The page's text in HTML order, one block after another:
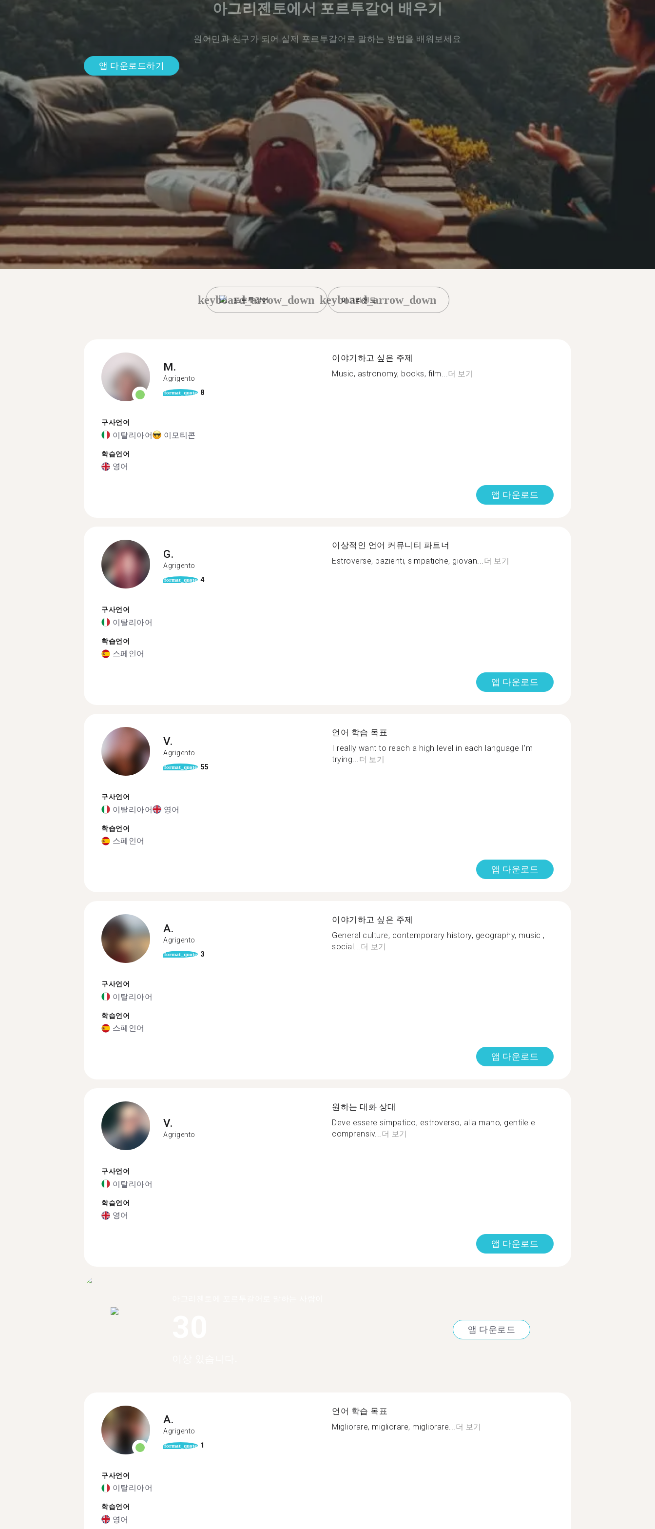
아그리젠토에서 포르투갈어 배우기
원어민과 친구가 되어 실제 포르투갈어로 말하는 방법을 배워보세요
앱 다운로드하기
포르투갈어
keyboard_arrow_down 아그리젠토
keyboard_arrow_down
M.
Agrigento
format_quote 8
구사언어
이탈리아어 이모티콘
학습언어
영어
이야기하고 싶은 주제
Music, astronomy, books, film...더 보기
앱 다운로드
G.
Agrigento
format_quote 4
구사언어
이탈리아어
학습언어
스페인어
이상적인 언어 커뮤니티 파트너
Estroverse, pazienti, simpatiche, giovan...더 보기
앱 다운로드
V.
Agrigento
format_quote 55
구사언어
이탈리아어 영어
학습언어
스페인어
언어 학습 목표
I really want to reach a high level in each language I'm
trying...더 보기
앱 다운로드
A.
Agrigento
format_quote 3
구사언어
이탈리아어
학습언어
스페인어
이야기하고 싶은 주제
General culture, contemporary history, geography, music ,
social...더 보기
앱 다운로드
V.
Agrigento
구사언어
이탈리아어
학습언어
영어
원하는 대화 상대
Deve essere simpatico, estroverso, alla mano, gentile e
comprensiv...더 보기
앱 다운로드
앱 다운로드
A.
Agrigento
format_quote 1
구사언어
이탈리아어
학습언어
영어
언어 학습 목표
Migliorare, migliorare, migliorare... 더 보기